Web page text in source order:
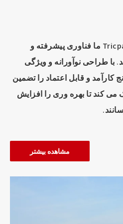
سری Tricpanter Rice FMWorld ما فناوری پیشرفته و
با طراحی نوآورانه و ویژگی
کارآمد و قابل اعتماد را تضمین
کند تا بهره وری را افزایش
مشاهده بیشتر